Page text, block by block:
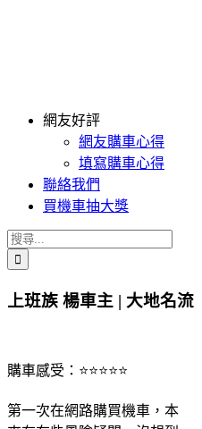
網友好評
網友購車心得
填寫購車心得
聯絡我們
買機車抽大獎
搜
索
果：
上班族 楊車主 | 大地名流
購車感受：⭐⭐⭐⭐⭐
第一次在網路購買機車，本